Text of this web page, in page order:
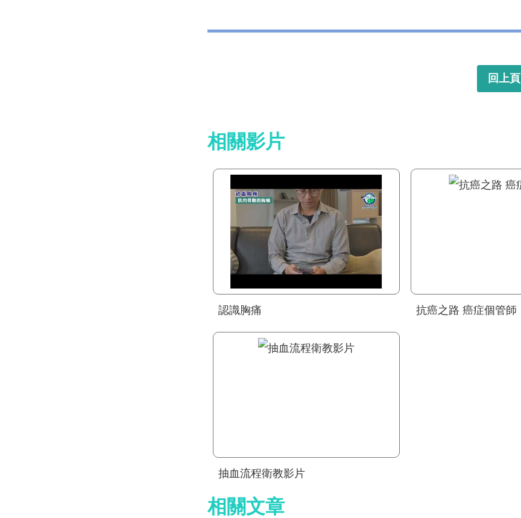
回上頁
相關影片
認識胸痛 抗癌之路 癌症個管師
抽血流程衛教影片
相關文章